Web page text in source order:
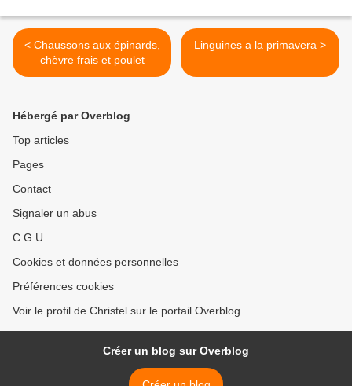
< Chaussons aux épinards,
chèvre frais et poulet
Linguines a la primavera >
Hébergé par Overblog
Top articles
Pages
Contact
Signaler un abus
C.G.U.
Cookies et données personnelles
Préférences cookies
Voir le profil de Christel sur le portail Overblog
Créer un blog sur Overblog